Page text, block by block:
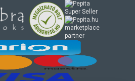
marketplace
partner